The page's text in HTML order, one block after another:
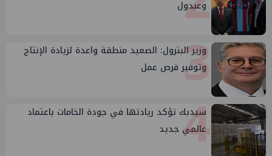
وعبدول
3
وزير البترول: الصعيد منطقة واعدة لزيادة الإنتاج
وتوفير فرص عمل
4
سيدبك تؤكد ريادتها في جودة الخامات باعتماد
عالمي جديد